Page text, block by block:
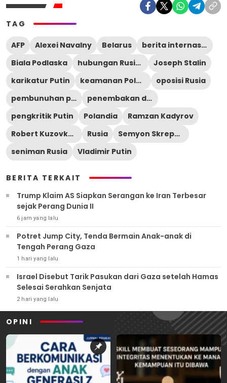
TAG
AFP Alexei Navalny Belarus
berita internasional
Biala Podlaska
hubungan Rusia Polandia
Joseph Stalin
karikatur Putin
keamanan Polandia
oposisi Rusia
pembunuhan politik
penembakan di Polandia
pengkritik Putin
Polandia
Ramzan Kadyrov
Robert Kuzovkov
Rusia
Semyon Skrepetsky
seniman Rusia
Vladimir Putin
BERITA TERKAIT
Trump Klaim AS Siapkan Serangan ke Iran Terbesar
sejak Perang Dunia II
6 jam yang lalu
Potret Jump City, Tenda Bermain Anak-anak di
Tengah Perang Gaza
1 hari yang lalu
Israel Disebut Tarik Pasukan dari Gaza setelah Hamas
Selesai Serahkan Senjata
2 hari yang lalu
OPINI